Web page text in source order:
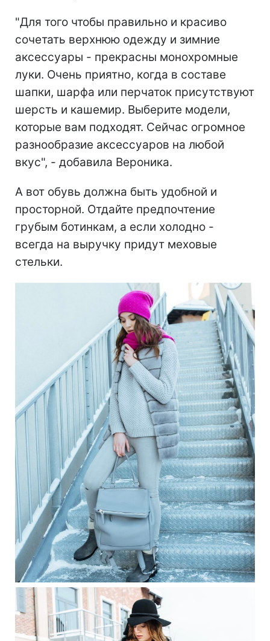
"Для того чтобы правильно и красиво
сочетать верхнюю одежду и зимние
аксессуары - прекрасны монохромные
луки. Очень приятно, когда в составе
шапки, шарфа или перчаток присутствуют
шерсть и кашемир. Выберите модели,
которые вам подходят. Сейчас огромное
разнообразие аксессуаров на любой
вкус", - добавила Вероника.
А вот обувь должна быть удобной и
просторной. Отдайте предпочтение
грубым ботинкам, а если холодно -
всегда на выручку придут меховые
стельки.